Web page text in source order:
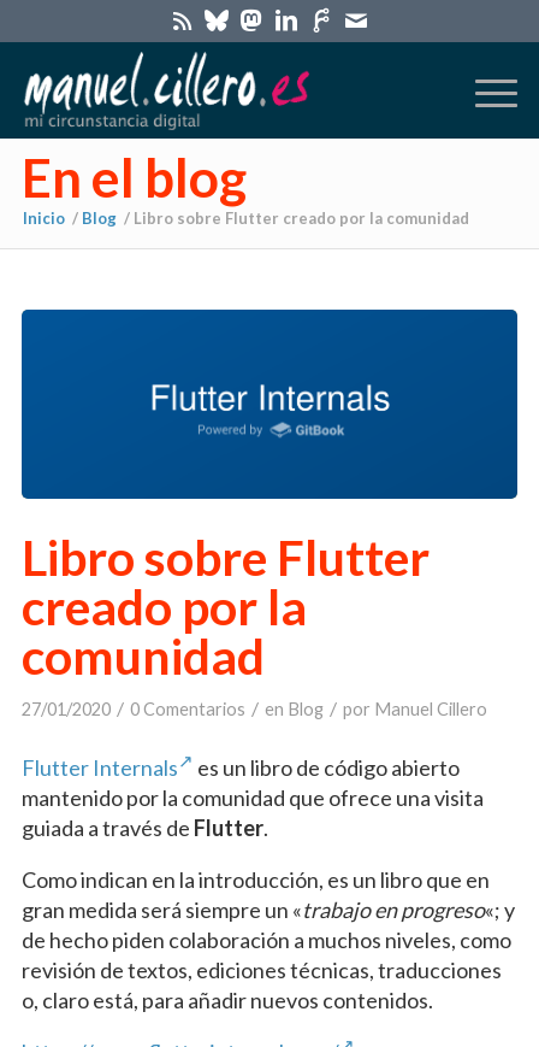
En el blog
Inicio / Blog / Libro sobre Flutter creado por la comunidad
Libro sobre Flutter
creado por la
comunidad
27/01/2020 / 0 Comentarios / en Blog / por Manuel Cillero
Flutter Internals
es un libro de código abierto
mantenido por la comunidad que ofrece una visita
guiada a través de Flutter.
Como indican en la introducción, es un libro que en
gran medida será siempre un «trabajo en progreso«; y
de hecho piden colaboración a muchos niveles, como
revisión de textos, ediciones técnicas, traducciones
o, claro está, para añadir nuevos contenidos.